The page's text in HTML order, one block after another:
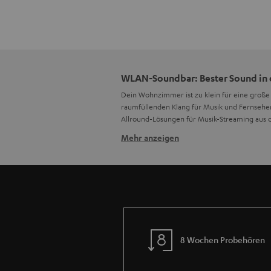
WLAN-Soundbar: Bester Sound
Dein Wohnzimmer ist zu klein für eine
raumfüllenden Klang für Musik und
Allround-Lösungen für Musik-Streaming aus
WLAN-Soundbars als unauffälliger
Der Sound ist hier ohne externen
Du willst deine Soundbar hauptsächlich für
an die Wand hängen. Die entsprechenden
Mehr anzeigen
8 Wochen Probehören